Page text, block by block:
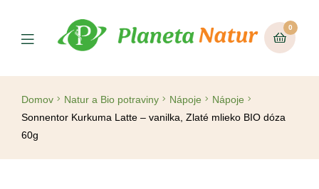
0
Domov Natur a Bio potraviny Nápoje
Nápoje
Sonnentor Kurkuma Latte – vanilka, Zlaté mlieko BIO dóza
60g